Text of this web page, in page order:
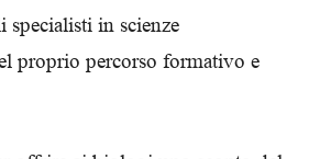
specialisti in scienze
proprio percorso formativo e